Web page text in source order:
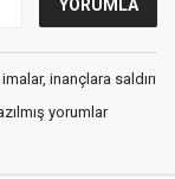
inançlara saldırı
yorumlar